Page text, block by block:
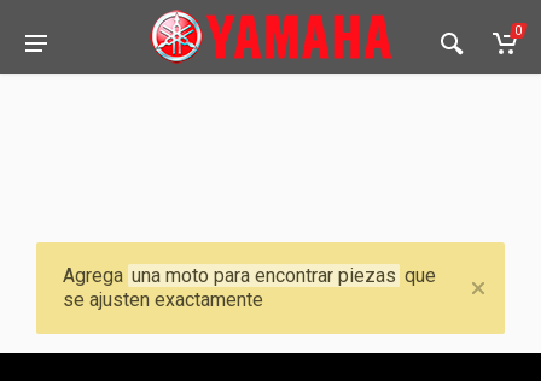
0
Agrega una moto para encontrar piezas que
se ajusten exactamente